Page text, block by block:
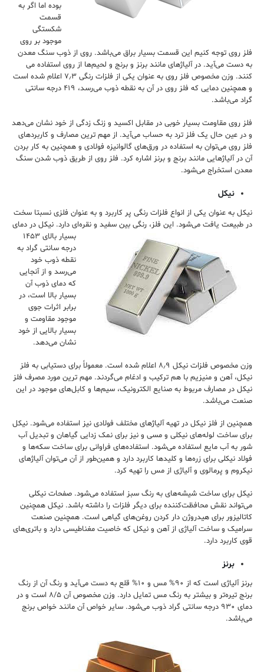
بوده اما اگر به
قسمت
شکستگی
موجود بر روی
فلز روی توجه کنیم این قسمت بسیار براق می‌باشد. روی از ذوب سنگ معدن
به دست می‌آید. در آلیاژهای مانند برنز و برنج و لحیم‌ها از روی استفاده می
کنند. وزن مخصوص فلز روی به عنوان یکی از فلزات رنگی ۷٫۳ اعلام شده است
و همچنین دمایی که فلز روی در آن به نقطه ذوب می‌رسد، ۴۱۹ درجه سانتی
گراد می‌باشد.
فلز روی مقاومت بسیار خوبی در مقابل اکسید و زنگ زدگی از خود نشان می‌دهد
و در عین حال یک فلز ترد به حساب می‌آید. از مهم ترین مصارف و کاربردهای
فلز روی می‌توان به استفاده در ورق‌های گالوانیزه فولادی و همچنین به کار بردن
آن در آلیاژهایی مانند برنج و برنز اشاره کرد. فلز روی از طریق ذوب شدن سنگ
معدن استخراج می‌شود.
نیکل
نیکل به عنوان یکی از انواع فلزات رنگی پر کاربرد و به عنوان فلزی نسبتا سخت
در طبیعت یافت می‌شود. این فلز، رنگی بین سفید و نقره‌ای دارد. نیکل در دمای
بسیار
بالای ۱۴۵۳
درجه سانتی گراد به
نقطه ذوب خود
می‌رسد و از آنجایی
که دمای ذوب آن
بسیار بالا است، در
برابر اثرات جوی
موجود مقاومت و
بسیار بالایی از خود
نشان می‌دهد.
وزن مخصوص فلزات نیکل ۸٫۹ اعلام شده است. معمولاً برای دستیابی به فلز
نیکل، آهن و منیزیم با هم ترکیب و ادغام می‌گردند. مهم ترین مورد مصرف فلز
نیکل در مصارف مربوط به صنایع الکترونیک، سیم‌ها و کابل‌های موجود در این
صنعت می‌باشد.
همچنین از فلز نیکل در تهیه آلیاژهای مختلف فولادی نیز استفاده می‌شود. نیکل
برای ساخت لوله‌های نیکلی و مسی و نیز برای نمک ‌زدایی گیاهان و تبدیل آب
شور به آب مایع استفاده می‌شود. استفاده‌های فراوانی برای ساخت سکه‌ها و
فولاد نیکلی برای زره‌ها و کلیدها کاربرد دارد و همین‌طور از آن می‌توان آلیاژهای
نیکروم و پرمالوی و آلیاژی از مس را تهیه کرد.
نیکل برای ساخت شیشه‌های به رنگ سبز استفاده می‌شود. صفحات نیکلی
می‌تواند نقش محافظت‌کننده برای دیگر فلزات را داشته باشد. نیکل همچنین
کاتالیزور برای هیدروژن دار کردن روغن‌های گیاهی است. همچنین صنعت
سرامیک و ساخت آلیاژی از آهن و نیکل که خاصیت مغناطیسی دارد و باتری‌های
قوی کاربرد دارد.
برنز
برنز آلیاژی است که از ۹۰% مس و ۱۰% قلع به دست می‌آید و رنگ آن از رنگ
برنج تیره‌تر و بیشتر به رنگ مس تمایل دارد. وزن مخصوص آن ۸/۵ است و در
دمای ۹۳۰ درجه سانتی گراد ذوب می‌شود. سایر خواص آن مانند خواص برنج
می‌باشد.